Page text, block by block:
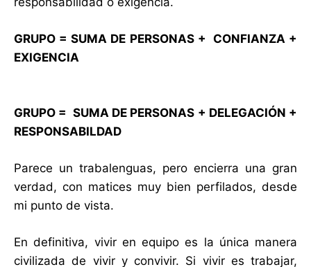
GRUPO = SUMA DE PERSONAS + CONFIANZA +
EXIGENCIA
GRUPO = SUMA DE PERSONAS + DELEGACIÓN +
RESPONSABILDAD
Parece un trabalenguas, pero encierra una gran
verdad, con matices muy bien perfilados, desde
mi punto de vista.
En definitiva, vivir en equipo es la única manera
civilizada de vivir y convivir. Si vivir es trabajar,